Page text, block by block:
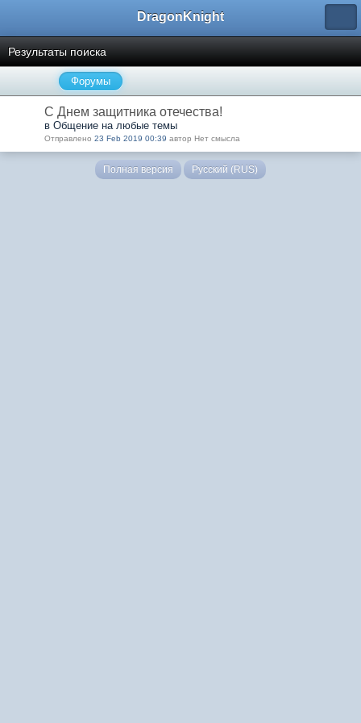
DragonKnight
Результаты поиска
Форумы
С Днем защитника отечества!
в Общение на любые темы
Отправлено 23 Feb 2019 00:39 автор Нет смысла
Полная версия Русский (RUS)